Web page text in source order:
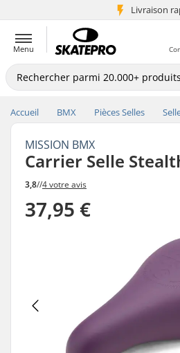
Livraison
+5 mio de
Menu
Accueil BMX Pièces Selles
MISSION BMX
Carrier Selle
3,8//4 votre avis
37,95 €